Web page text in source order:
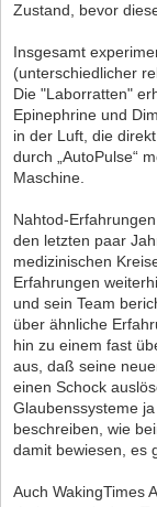
Zustand, bevor
Insgesamt
(unterschiedlicher
Die "Laborratten"
Epinephrine und
in der Luft, die
durch „AutoPulse“
Maschine.
Nahtod-
den letzten paar
medizinischen
Erfahrungen
und sein Team
über ähnliche
hin zu einem fast
aus, daß seine
einen Schock
Glaubenssysteme
beschreiben, wie
damit bewiesen, es
Auch WakingTimes